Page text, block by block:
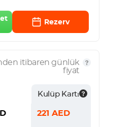
Rezerv
itibaren günlük
fiyat
Kulüp Kartı
221 AED